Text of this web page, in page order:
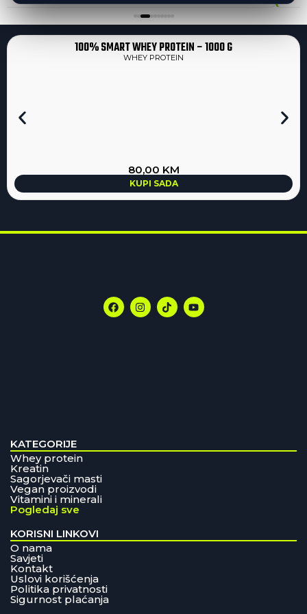
100% SMART WHEY PROTEIN – 1000 G
WHEY PROTEIN
80,00 KM
KUPI SADA
KATEGORIJE
Whey protein
Kreatin
Sagorjevači masti
Vegan proizvodi
Vitamini i minerali
Pogledaj sve
KORISNI LINKOVI
O nama
Savjeti
Kontakt
Uslovi korišćenja
Politika privatnosti
Sigurnost plaćanja